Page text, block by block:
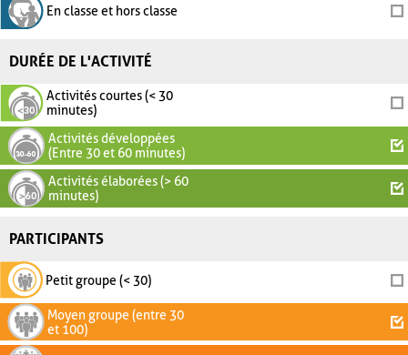
En classe et hors classe
DURÉE DE L'ACTIVITÉ
Activités courtes (< 30
minutes)
Activités développées
(Entre 30 et 60 minutes)
Activités élaborées (> 60
minutes)
PARTICIPANTS
Petit groupe (< 30)
Moyen groupe (entre 30
et 100)